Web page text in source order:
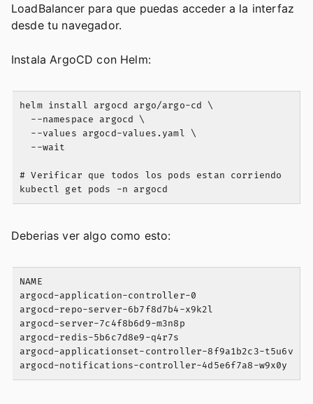
LoadBalancer para que puedas acceder a la interfaz
desde tu navegador.
Instala ArgoCD con Helm:
helm install argocd argo/argo-cd \
  --namespace argocd \
  --values argocd-values.yaml \
  --wait
# Verificar que todos los pods estan corriendo
Deberias ver algo como esto:
NAME                                                READY
argocd-application-controller-0
argocd-repo-server-6b7f8d7b4-x9k2l
argocd-server-7c4f8b6d9-m3n8p
argocd-redis-5b6c7d8e9-q4r7s
argocd-applicationset-controller-8f9a1b2c3-